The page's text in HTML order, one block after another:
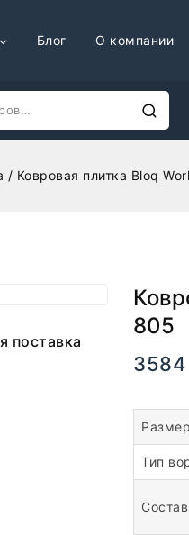
Блог О компании
/ Ковровая плитка Bloq
поставка
805
3584
Тип